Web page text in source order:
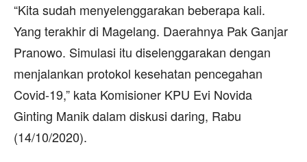
“Kita sudah menyelenggarakan beberapa kali.
Yang terakhir di Magelang. Daerahnya Pak Ganjar
Pranowo. Simulasi itu diselenggarakan dengan
menjalankan protokol kesehatan pencegahan
Covid-19,” kata Komisioner KPU Evi Novida
Ginting Manik dalam diskusi daring, Rabu
(14/10/2020).